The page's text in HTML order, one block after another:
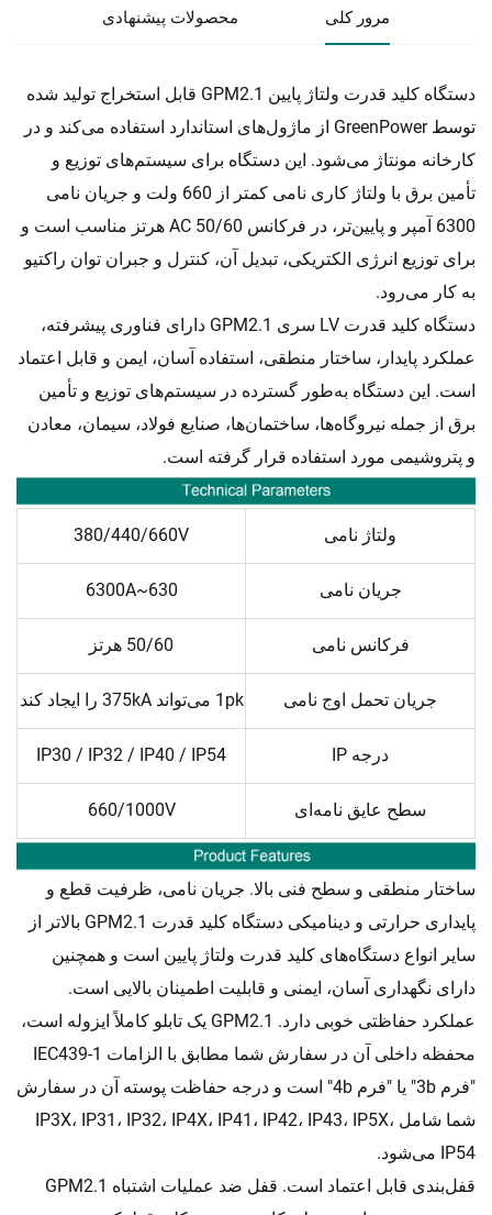
مرور کلی محصولات پیشنهادی
دستگاه کلید قدرت ولتاژ پایین GPM2.1 قابل استخراج تولید شده
توسط GreenPower از ماژول‌های استاندارد استفاده می‌کند و در
کارخانه مونتاژ می‌شود. این دستگاه برای سیستم‌های توزیع و
تأمین برق با ولتاژ کاری نامی کمتر از 660 ولت و جریان نامی
6300 آمپر و پایین‌تر، در فرکانس AC 50/60 هرتز مناسب است و
برای توزیع انرژی الکتریکی، تبدیل آن، کنترل و جبران توان راکتیو
به کار می‌رود.
دستگاه کلید قدرت LV سری GPM2.1 دارای فناوری پیشرفته،
عملکرد پایدار، ساختار منطقی، استفاده آسان، ایمن و قابل اعتماد
است. این دستگاه به‌طور گسترده در سیستم‌های توزیع و تأمین
برق از جمله نیروگاه‌ها، ساختمان‌ها، صنایع فولاد، سیمان، معادن
و پتروشیمی مورد استفاده قرار گرفته است.
ولتاژ نامی 380/440/660V
جریان نامی 630~6300A
فرکانس نامی 50/60 هرتز
جریان تحمل اوج نامی 1pk می‌تواند 375kA را ایجاد کند
درجه IP IP30 / IP32 / IP40 / IP54
سطح عایق نامه‌ای 660/1000V
ساختار منطقی و سطح فنی بالا. جریان نامی، ظرفیت قطع و
پایداری حرارتی و دینامیکی دستگاه کلید قدرت GPM2.1 بالاتر از
سایر انواع دستگاه‌های کلید قدرت ولتاژ پایین است و همچنین
دارای نگهداری آسان، ایمنی و قابلیت اطمینان بالایی است.
عملکرد حفاظتی خوبی دارد. GPM2.1 یک تابلو کاملاً ایزوله است،
محفظه داخلی آن در سفارش شما مطابق با الزامات IEC439-1
"فرم 3b" یا "فرم 4b" است و درجه حفاظت پوسته آن در سفارش
شما شامل IP3X، IP31، IP32، IP4X، IP41، IP42، IP43، IP5X،
IP54 می‌شود.
قفل‌بندی قابل اعتماد است. قفل ضد عملیات اشتباه GPM2.1